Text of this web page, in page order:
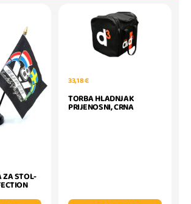
ZA STOL-
33,18 €
TORBA HLADNJAK
PRIJENOSNI, CRNA